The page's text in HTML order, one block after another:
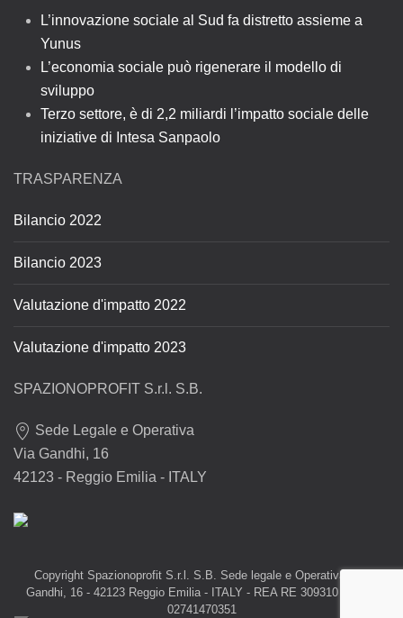
L’innovazione sociale al Sud fa distretto assieme a
Yunus
L’economia sociale può rigenerare il modello di
sviluppo
Terzo settore, è di 2,2 miliardi l’impatto sociale delle
iniziative di Intesa Sanpaolo
TRASPARENZA
Bilancio 2022
Bilancio 2023
Valutazione d'impatto 2022
Valutazione d'impatto 2023
SPAZIONOPROFIT S.r.l. S.B.
Sede Legale e Operativa
Via Gandhi, 16
42123 - Reggio Emilia - ITALY
Copyright Spazionoprofit S.r.l. S.B. Sede legale e Operativa: Via
Gandhi, 16 - 42123 Reggio Emilia - ITALY - REA RE 309310 - P.IVA
02741470351